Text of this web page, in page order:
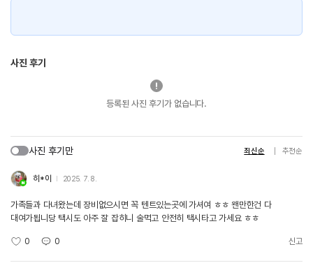
사진 후기
등록된 사진 후기가 없습니다.
사진 후기만 최신순 추천순
히*이 2025. 7. 8.
가족들과 다녀왔는데 장비없으시면 꼭 텐트있는곳에 가셔여 ㅎㅎ 왠만한건 다
대여가됩니당 택시도 아주 잘 잡히니 술먹고 안전히 택시타고 가세요 ㅎㅎ
0 0 신고